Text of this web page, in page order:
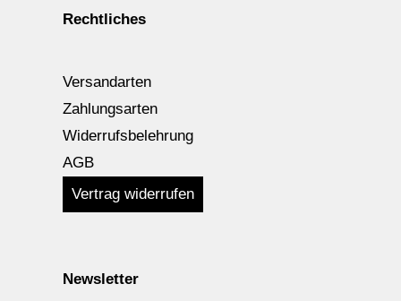
Rechtliches
Versandarten
Zahlungsarten
Widerrufsbelehrung
AGB
Vertrag widerrufen
Newsletter